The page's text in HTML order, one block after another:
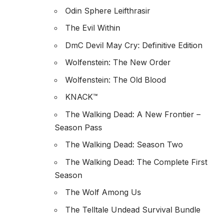
Odin Sphere Leifthrasir
The Evil Within
DmC Devil May Cry: Definitive Edition
Wolfenstein: The New Order
Wolfenstein: The Old Blood
KNACK™
The Walking Dead: A New Frontier –
Season Pass
The Walking Dead: Season Two
The Walking Dead: The Complete First
Season
The Wolf Among Us
The Telltale Undead Survival Bundle